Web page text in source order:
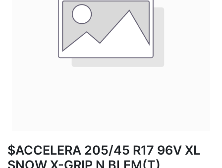
$ACCELERA 205/45 R17 96V XL
SNOW X-GRIP N BLEM(T)